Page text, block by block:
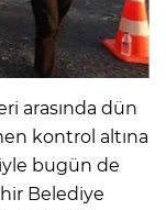
arasında dün
kontrol altına
bugün de
Belediye